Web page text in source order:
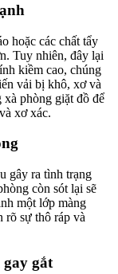
hoặc các chất tẩy
Tuy nhiên, đây lại
kiềm cao, chúng
vải bị khô, xơ và
phòng giặt đồ để
xơ xác.
gây ra tình trạng
còn sót lại sẽ
một lớp màng
rõ sự thô ráp và
gắt